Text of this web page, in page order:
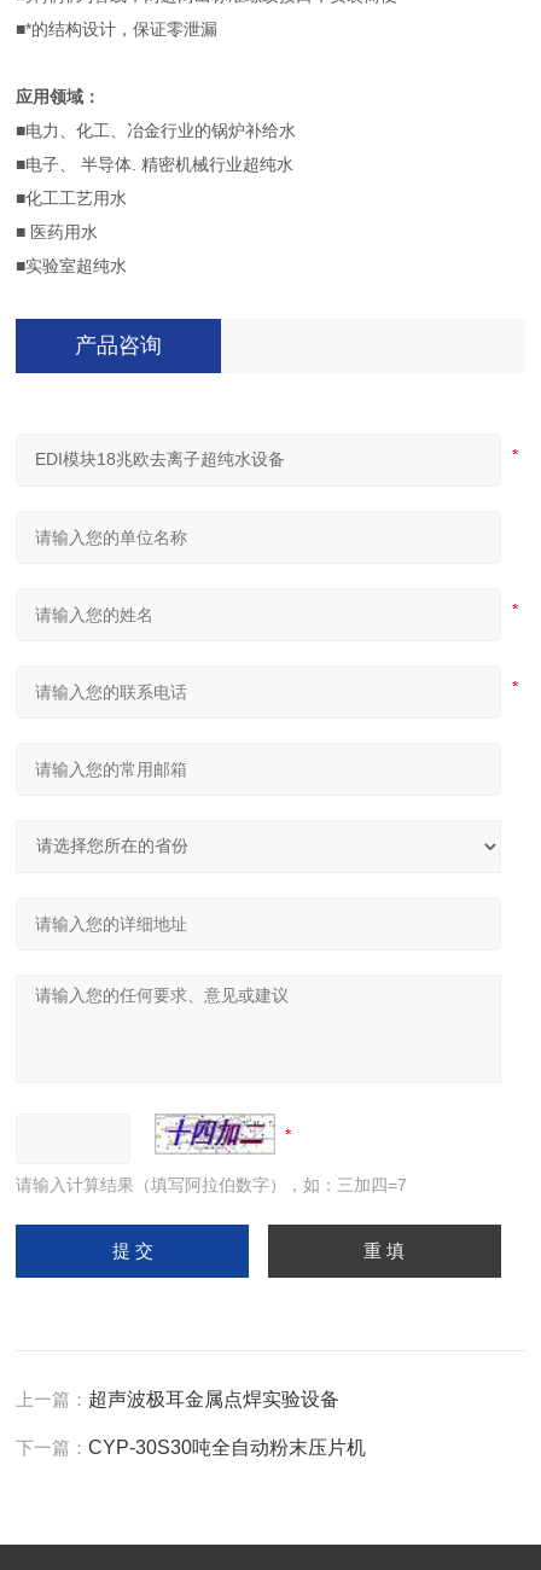
■*的结构设计，保证零泄漏
应用领域：
■电力、化工、冶金行业的锅炉补给水
■电子、 半导体 .精密机械行业超纯水
■化工工艺用水
■ 医药用水
■实验室超纯水
产品咨询
请输入计算结果（填写阿拉伯数字），如：三加四=7
上一篇： 超声波极耳金属点焊实验设备
下一篇：CYP-30S30吨全自动粉末压片机